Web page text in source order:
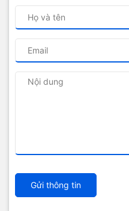
Gửi thông tin